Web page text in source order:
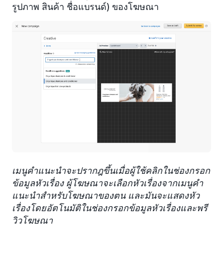
รูปภาพ สินค้า ชื่อแบรนด์) ของโฆษณา
เมนูคำแนะนำจะปรากฎขึ้นเมื่อผู้ใช้คลิกในช่องกรอก
ข้อมูลหัวเรื่อง ผู้โฆษณาจะเลือกหัวเรื่องจากเมนูคำ
แนะนำสำหรับโฆษณาของตน และมันจะแสดงหัว
เรื่องโดยอัตโนมัติในช่องกรอกข้อมูลหัวเรื่องและพรี
วิวโฆษณา